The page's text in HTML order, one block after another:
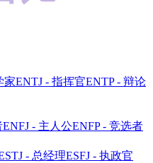
家ENTJ - 指挥官ENTP - 辩论
ENFJ - 主人公ENFP - 竞选者
- 总经理ESFJ - 执政官